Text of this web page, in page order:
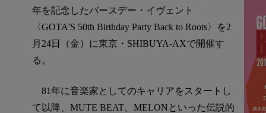
年を記念したバースデー・イヴェント
〈GOTA'S 50th Birthday Party Back to Roots〉を2
月24日（金）に東京・SHIBUYA-AXで開催す
る。
81年に音楽家としてのキャリアをスタートし
て以降、MUTE BEAT、MELONといった伝説的